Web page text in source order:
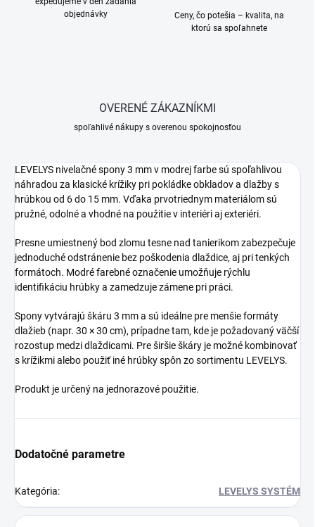
objednávky
Ceny, čo potešia – kvalita, na
ktorú sa spoľahnete
OVERENÉ ZÁKAZNÍKMI
spoľahlivé nákupy s overenou spokojnosťou
LEVELYS nivelačnéspony3 mmv modrejfarbesú spoľahlivou
náhradou za klasické krížiky pri pokládkeobkladova dlažbys
hrúbkou od 6do 15 mm. Vďaka prvotriednym materiálomsú
pružné, odolnéa vhodné na použitiev interiériajexteriéri.
Presne umiestnený bod zlomu tesne nad tanierikomzabezpečuje
jednoduchéodstránenie bez poškodenia dlaždice, aj pritenkých
formátoch. Modréfarebnéoznačenie umožňuje rýchlu
identifikáciu hrúbkya zamedzujezámene pri práci.
Sponyvytvárajú škáru 3 mma sú ideálne pre menšieformáty
dlažieb (napr. 30 ×30 cm), prípadnetam, kde je požadovanýväčší
rozostup medzidlaždicami. Preširšieškáry je možné kombinovať
s krížikmialebo použiťiné hrúbkyspôn zosortimentu LEVELYS.
Produkt je určený na jednorazové použitie.
Dodatočné parametre
Kategória: LEVELYS SYSTÉM